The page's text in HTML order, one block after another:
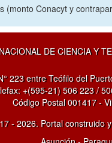
(monto Conacyt y
DE CIENCIA Y
223 entre Teófilo del
+(595-21) 506 223 /
Código Postal 001417 -
- 2026. Portal construido